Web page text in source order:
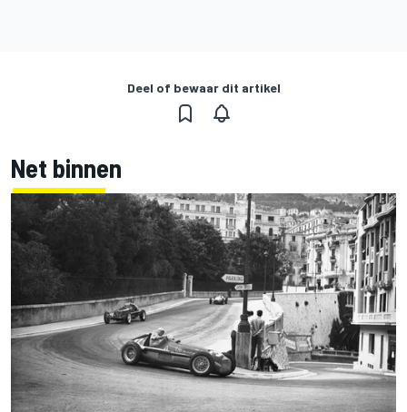
Deel of bewaar dit artikel
Net binnen